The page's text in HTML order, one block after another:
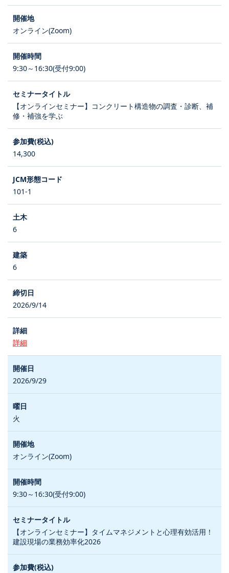
オンライン(Zoom)
9:30～16:30(受付9:00)
【オンラインセミナー】コンクリート構造物の調査・診断、補
修・補強を学ぶ
14,300
101-1
6
6
2026/9/14
詳細
2026/9/29
火
オンライン(Zoom)
9:30～16:30(受付9:00)
【オンラインセミナー】タイムマネジメントと心理有効活用！
建設現場の業務効率化2026